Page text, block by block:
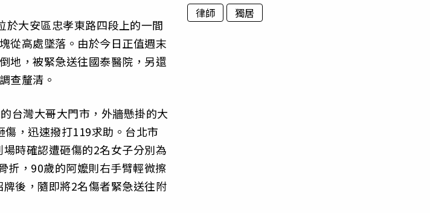
於大安區忠孝東路四段上的一間
從高處墜落。由於今日正值週末
地，被緊急送往國泰醫院，另還
查釐清。
台灣大哥大門市，外牆懸掛的大
，迅速撥打119求助。台北市
時確認遭砸傷的2名女子分別為
折，90歲的阿嬤則右手臂輕微擦
後，隨即將2名傷者緊急送往附
律師
獨居